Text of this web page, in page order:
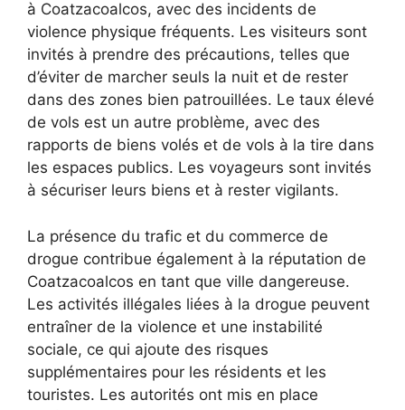
à Coatzacoalcos, avec des incidents de
violence physique fréquents. Les visiteurs sont
invités à prendre des précautions, telles que
d’éviter de marcher seuls la nuit et de rester
dans des zones bien patrouillées. Le taux élevé
de vols est un autre problème, avec des
rapports de biens volés et de vols à la tire dans
les espaces publics. Les voyageurs sont invités
à sécuriser leurs biens et à rester vigilants.
La présence du trafic et du commerce de
drogue contribue également à la réputation de
Coatzacoalcos en tant que ville dangereuse.
Les activités illégales liées à la drogue peuvent
entraîner de la violence et une instabilité
sociale, ce qui ajoute des risques
supplémentaires pour les résidents et les
touristes. Les autorités ont mis en place